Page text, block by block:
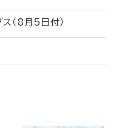
ス（8月5日付）